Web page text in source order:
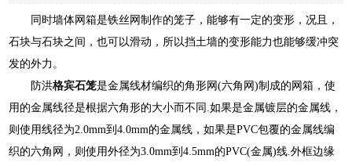
同时墙体网箱是铁丝网制作的笼子，能够有一定的变形，况且，
石块与石块之间，也可以滑动，所以挡土墙的变形能力也能够缓冲突
发的外力。
防洪格宾石笼是金属线材编织的角形网(六角网)制成的网箱，使
用的金属线径是根据六角形的大小而不同.如果是金属镀层的金属线，
则使用线径为2.0mm到4.0mm的金属线，如果是PVC包覆的金属线编
织的六角网，则使用外径为3.0mm到4.5mm的PVC(金属)线.外框边缘